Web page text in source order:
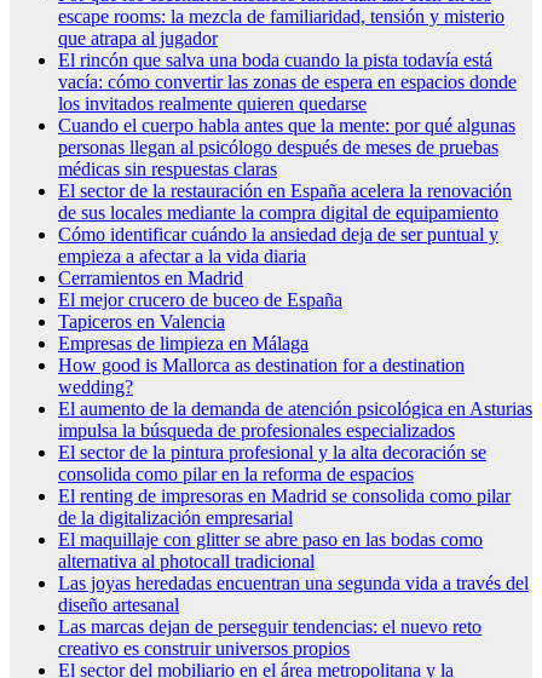
escape rooms: la mezcla de familiaridad, tensión y misterio
que atrapa al jugador
El rincón que salva una boda cuando la pista todavía está
vacía: cómo convertir las zonas de espera en espacios donde
los invitados realmente quieren quedarse
Cuando el cuerpo habla antes que la mente: por qué algunas
personas llegan al psicólogo después de meses de pruebas
médicas sin respuestas claras
El sector de la restauración en España acelera la renovación
de sus locales mediante la compra digital de equipamiento
Cómo identificar cuándo la ansiedad deja de ser puntual y
empieza a afectar a la vida diaria
Cerramientos en Madrid
El mejor crucero de buceo de España
Tapiceros en Valencia
Empresas de limpieza en Málaga
How good is Mallorca as destination for a destination
wedding?
El aumento de la demanda de atención psicológica en Asturias
impulsa la búsqueda de profesionales especializados
El sector de la pintura profesional y la alta decoración se
consolida como pilar en la reforma de espacios
El renting de impresoras en Madrid se consolida como pilar
de la digitalización empresarial
El maquillaje con glitter se abre paso en las bodas como
alternativa al photocall tradicional
Las joyas heredadas encuentran una segunda vida a través del
diseño artesanal
Las marcas dejan de perseguir tendencias: el nuevo reto
creativo es construir universos propios
El sector del mobiliario en el área metropolitana y la